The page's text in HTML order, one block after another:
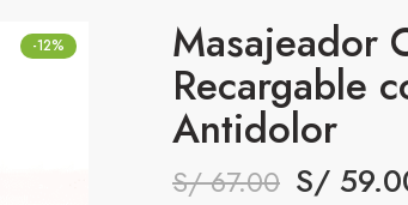
-12% Masajeador
Recargable
Antidolor
S/67.00 S/